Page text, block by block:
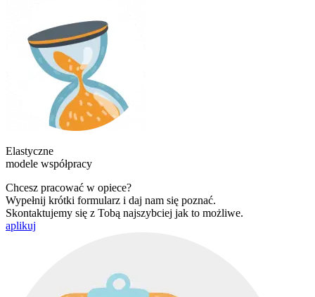
Elastyczne
modele współpracy
Chcesz pracować w opiece?
Wypełnij krótki formularz i daj nam się poznać.
Skontaktujemy się z Tobą najszybciej jak to możliwe.
aplikuj